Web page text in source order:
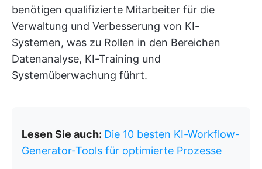
benötigen qualifizierte Mitarbeiter für die
Verwaltung und Verbesserung von KI-
Systemen, was zu Rollen in den Bereichen
Datenanalyse, KI-Training und
Systemüberwachung führt.
Lesen Sie auch: Die 10 besten KI-Workflow-
Generator-Tools für optimierte Prozesse